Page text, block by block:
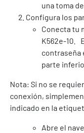
una toma
Configura los
Conecta tu
K562e-10.
contraseña
parte
Nota: Si no se
conexión,
indicado en la
Abre el